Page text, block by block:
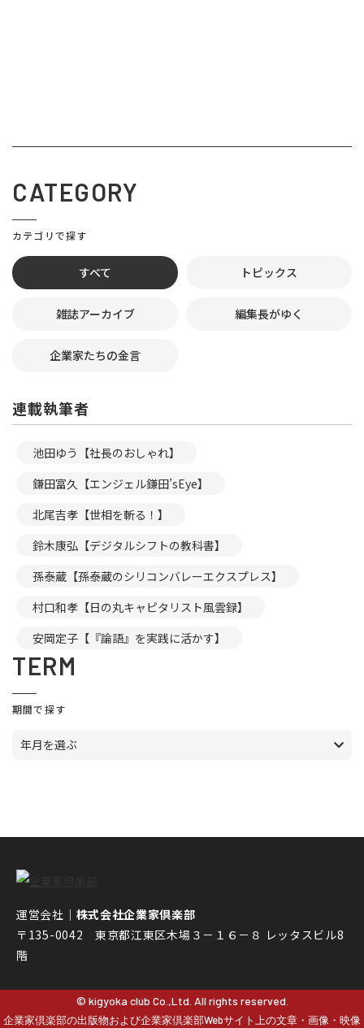
CATEGORY
カテゴリで探す
すべて トピックス
雑誌アーカイブ 編集長がゆく
企業家たちの金言
連載執筆者
池田ゆう【社長のおしゃれ】
鎌田富久【エンジェル鎌田’sEye】
北尾吉孝【世相を斬る！】
鈴木康弘【デジタルシフトの教科書】
孫泰蔵【孫泰蔵のシリコンバレーエクスプレス】
村口和孝【日の丸キャピタリスト風雲録】
安岡定子【『論語』を実践に活かす】
TERM
期間で探す
年月を選ぶ
運営会社｜ 株式会社企業家倶楽部
〒135-0042 東京都江東区木場３－１６－８ レッタスビル8
階
© kigyoka club Co.,Ltd. All rights reserved.
企業家倶楽部の出版物および企業家倶楽部Webサイト上の文章・画像・映像